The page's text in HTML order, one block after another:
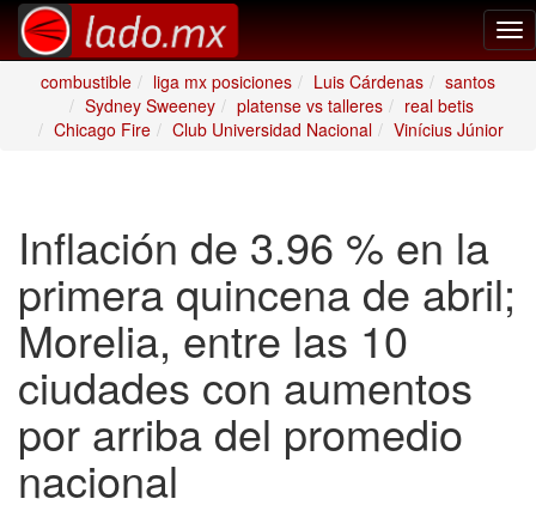
combustible
liga mx posiciones Luis Cárdenas
santos
Sydney Sweeney
platense vs talleres
real betis
Chicago Fire
Club Universidad Nacional Vinícius Júnior
Inflación de 3.96 % en la
primera quincena de abril;
Morelia, entre las 10
ciudades con aumentos
por arriba del promedio
nacional